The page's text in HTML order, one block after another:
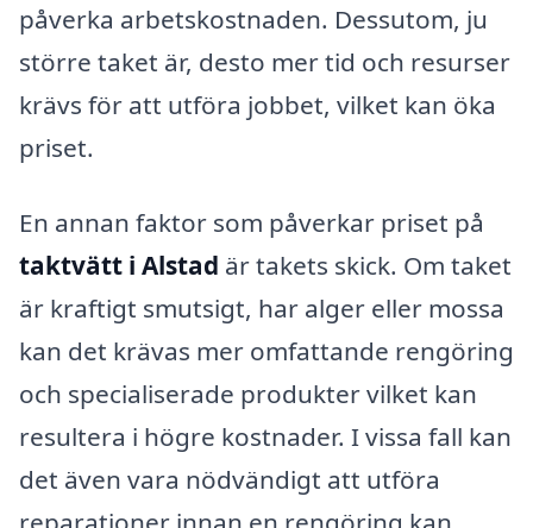
påverka arbetskostnaden. Dessutom, ju
större taket är, desto mer tid och resurser
krävs för att utföra jobbet, vilket kan öka
priset.
En annan faktor som påverkar priset på
taktvätt i Alstad är takets skick. Om taket
är kraftigt smutsigt, har alger eller mossa
kan det krävas mer omfattande rengöring
och specialiserade produkter vilket kan
resultera i högre kostnader. I vissa fall kan
det även vara nödvändigt att utföra